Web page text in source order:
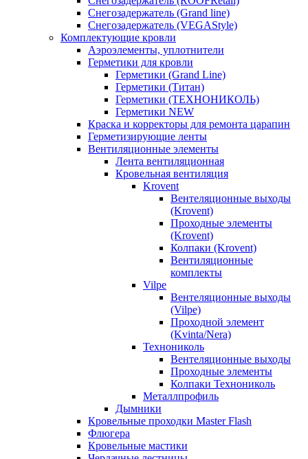
Снегозадержатель (Grand line)
Снегозадержатель (VEGAStyle)
Комплектующие кровли
Аэроэлементы, уплотнители
Герметики для кровли
Герметики (Grand Line)
Герметики (Титан)
Герметики (ТЕХНОНИКОЛЬ)
Герметики NEW
Краска и корректоры для ремонта царапин
Герметизирующие ленты
Вентиляционные элементы
Лента вентиляционная
Кровельная вентиляция
Krovent
Вентеляционные выходы
(Krovent)
Проходные элементы
(Krovent)
Колпаки (Krovent)
Вентиляционные
комплекты
Vilpe
Вентеляционные выходы
(Vilpe)
Проходной элемент
(Kvinta/Nera)
Технониколь
Вентеляционные выходы
Проходные элементы
Колпаки Технониколь
Металлпрофиль
Дымники
Кровельные проходки Master Flash
Флюгера
Кровельные мастики